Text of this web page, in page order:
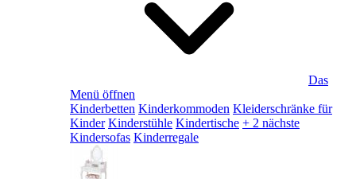
Das
Menü öffnen
Kinderbetten Kinderkommoden Kleiderschränke für
Kinder Kinderstühle Kindertische + 2 nächste
Kindersofas Kinderregale